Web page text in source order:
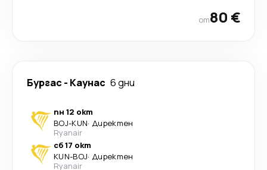
от80 €
Бургас - Каунас 6 дни
пн 12 окт
BOJ-KUN· Директен
Ryanair
сб 17 окт
KUN-BOJ· Директен
Ryanair